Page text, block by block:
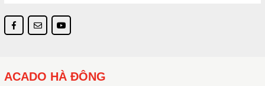
ACADO HÀ ĐÔNG